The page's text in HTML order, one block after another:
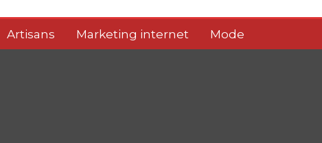
Artisans Marketing internet Mode